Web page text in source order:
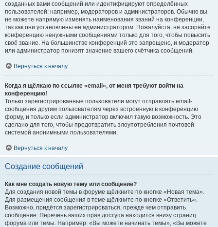
созданных вами сообщений или идентифицируют определённых
пользователей: например, модераторов и администраторов. Обычно вы
не можете напрямую изменять наименования званий на конференции,
так как они установлены её администратором. Пожалуйста, не засоряйте
конференцию ненужными сообщениями только для того, чтобы повысить
своё звание. На большинстве конференций это запрещено, и модератор
или администратор понизят значение вашего счётчика сообщений.
Вернуться к началу
Когда я щёлкаю по ссылке «email», от меня требуют войти на
конференцию!
Только зарегистрированные пользователи могут отправлять email-
сообщения другим пользователям через встроенную в конференцию
форму, и только если администратор включил такую возможность. Это
сделано для того, чтобы предотвратить злоупотребления почтовой
системой анонимными пользователями.
Вернуться к началу
Создание сообщений
Как мне создать новую тему или сообщение?
Для создания новой темы в форуме щёлкните по кнопке «Новая тема».
Для размещения сообщения в теме щёлкните по кнопке «Ответить».
Возможно, придётся зарегистрироваться, прежде чем отправить
сообщение. Перечень ваших прав доступа находится внизу страниц
форума или темы. Например: «Вы можете начинать темы», «Вы можете